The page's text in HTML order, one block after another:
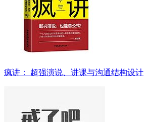
疯讲： 超强演说、讲课与沟通结构设计